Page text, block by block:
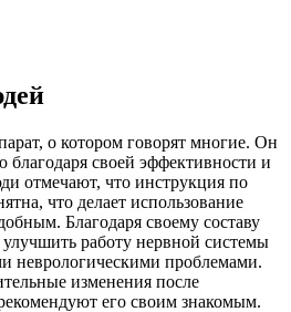
о котором говорят многие. Он
благодаря своей эффективности и
отмечают, что инструкция по
что делает использование
Благодаря своему составу
работу нервной системы
неврологическими проблемами.
изменения после
его своим знакомым.